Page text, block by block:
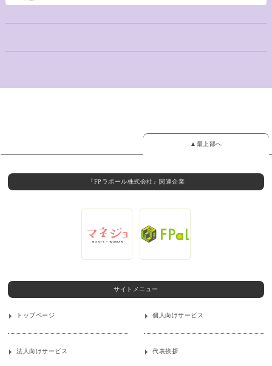
▲最上部へ
『FPラポール株式会社』関連企業
サイトメニュー
トップページ 個人向けサービス
法人向けサービス 代表挨拶